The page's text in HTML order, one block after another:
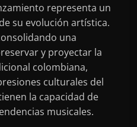
representa un
su evolución artística.
una
y proyectar la
colombiana,
culturales del
la capacidad de
musicales.